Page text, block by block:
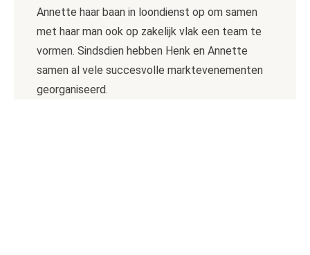
Annette haar baan in loondienst op om samen
met haar man ook op zakelijk vlak een team te
vormen. Sindsdien hebben Henk en Annette
samen al vele succesvolle marktevenementen
georganiseerd.